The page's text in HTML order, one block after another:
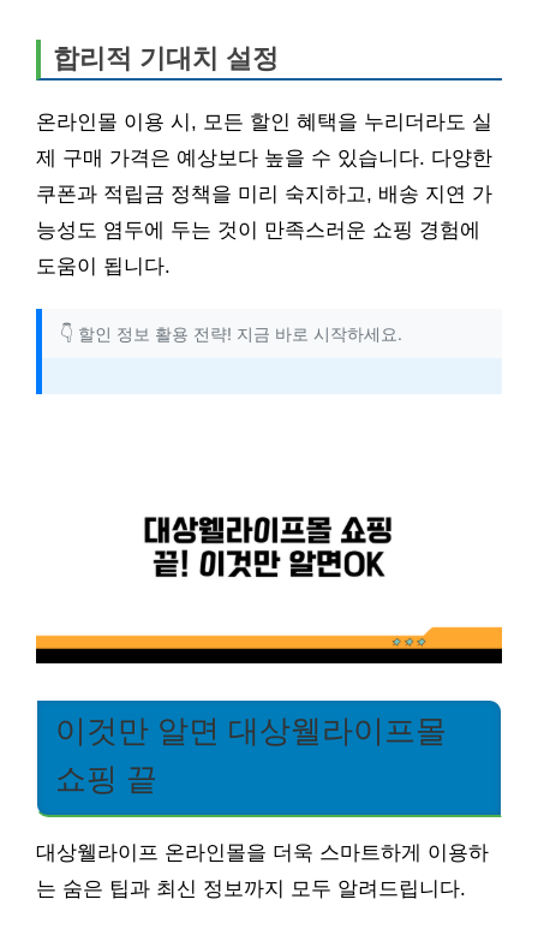
합리적 기대치 설정
온라인몰 이용 시, 모든 할인 혜택을 누리더라도 실
제 구매 가격은 예상보다 높을 수 있습니다. 다양한
쿠폰과 적립금 정책을 미리 숙지하고, 배송 지연 가
능성도 염두에 두는 것이 만족스러운 쇼핑 경험에
도움이 됩니다.
👇 할인 정보 활용 전략! 지금 바로 시작하세요.
이것만 알면 대상웰라이프몰
쇼핑 끝
대상웰라이프 온라인몰을 더욱 스마트하게 이용하
는 숨은 팁과 최신 정보까지 모두 알려드립니다.